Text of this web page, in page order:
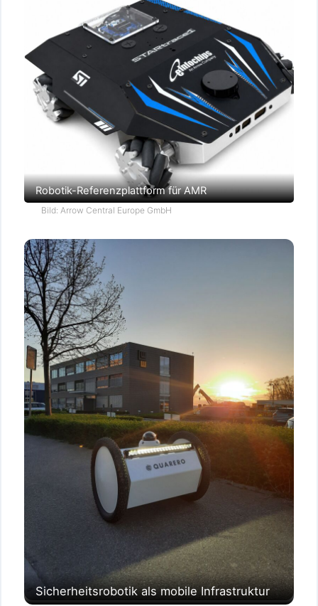
Robotik-Referenzplattform für AMR
Bild: Arrow Central Europe GmbH
Sicherheitsrobotik als mobile Infrastruktur